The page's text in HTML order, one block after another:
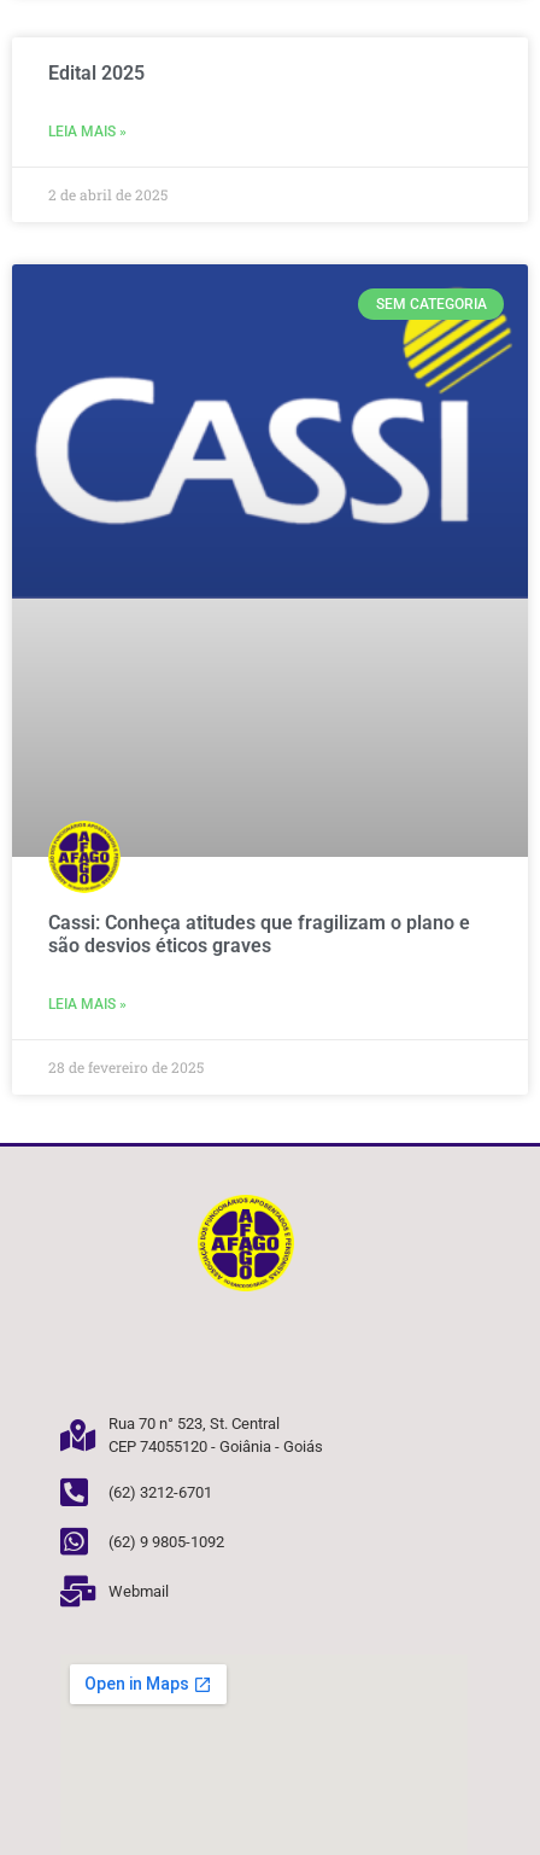
Edital 2025
LEIA MAIS »
2 de abril de 2025
SEM CATEGORIA
Cassi: Conheça atitudes que fragilizam o plano e
são desvios éticos graves
LEIA MAIS »
28 de fevereiro de 2025
Rua 70 n° 523, St. Central
CEP 74055120 - Goiânia - Goiás
(62) 3212-6701
(62) 9 9805-1092
Webmail